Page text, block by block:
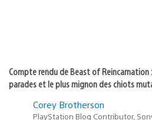
Compte rendu de Beast of Reincarnation
parades et le plus mignon des chiots
Corey Brotherson
PlayStation Blog Contributor,